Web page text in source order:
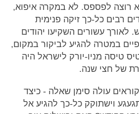
רוצה לפספס. לא במקרה איפוא,
רבים כל-כך זיקה פנימית
לאורך עשורים השקיעו יהודים
במטרה להגיע לביקור במקום,
טיסה מניו-יורק לישראל היה
של חצי שנה.
עולה סימן שאלה - כיצד
וישתוקק כל-כך להגיע אל